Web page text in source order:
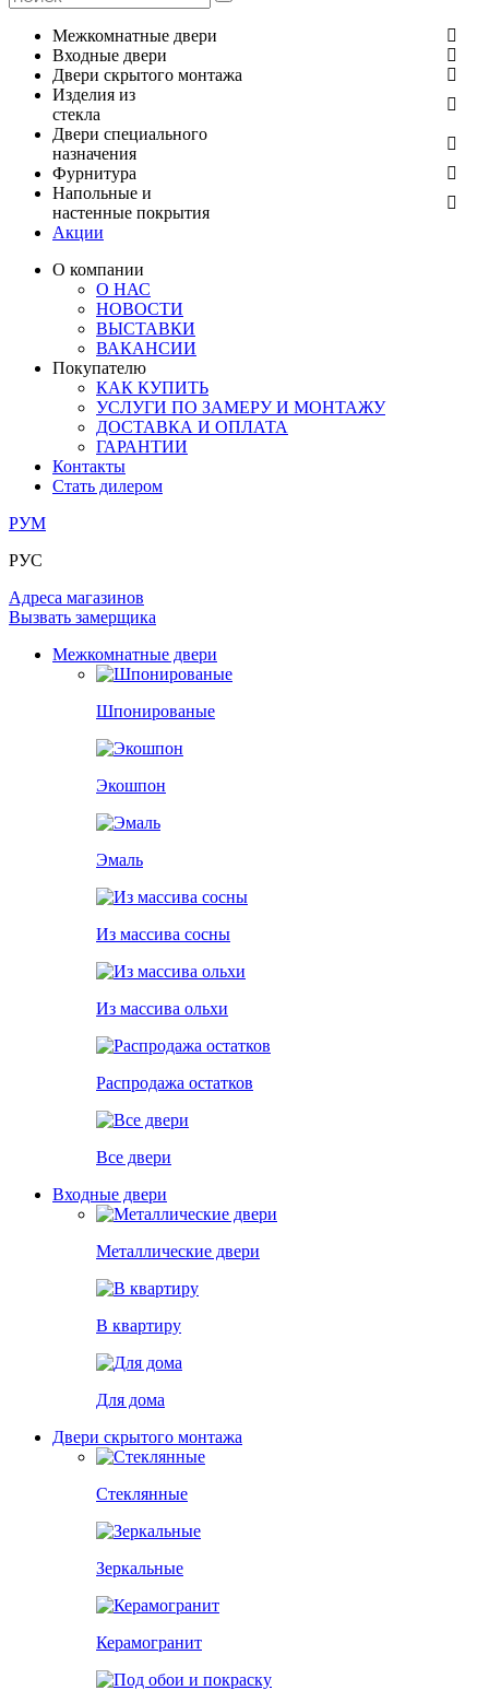
Межкомнатные двери
ШПОНИРОВАНЫЕ
ЭКОШПОН
ЭМАЛЬ
ИЗ МАССИВА СОСНЫ
ИЗ МАССИВА ОЛЬХИ
РАСПРОДАЖА ОСТАТКОВ
ВСЕ ДВЕРИ
Входные двери
МЕТАЛЛИЧЕСКИЕ ДВЕРИ
В КВАРТИРУ
ДЛЯ ДОМА
Двери скрытого монтажа
СТЕКЛЯННЫЕ
ЗЕРКАЛЬНЫЕ
КЕРАМОГРАНИТ
ПОД ОБОИ И ПОКРАСКУ
Изделия из
стекла
ДВЕРИ
ДУШЕВЫЕ КАБИНЫ И ПЕРЕГОРОДКИ
РАЗДВИЖНЫЕ ПЕРЕГОРОДКИ
Двери специального
назначения
ПРОТИВОПОЖАРНЫЕ
Фурнитура
ДВЕРНЫЕ РУЧКИ
КОМПЛЕКТУЮЩИЕ
ОГРАНИЧИТЕЛИ
ПЕТЛИ
РАЗДВИЖНАЯ СИСТЕМА
Напольные и
настенные покрытия
СТЕНОВЫЕ ПАНЕЛИ
Акции
О компании
О НАС
НОВОСТИ
ВЫСТАВКИ
ВАКАНСИИ
Покупателю
КАК КУПИТЬ
УСЛУГИ ПО ЗАМЕРУ И МОНТАЖУ
ДОСТАВКА И ОПЛАТА
ГАРАНТИИ
Контакты
Стать дилером
РУМ
РУС
Адреса магазинов
Вызвать замерщика
Межкомнатные двери
Шпонированые
Экошпон
Эмаль
Из массива сосны
Из массива ольхи
Распродажа остатков
Все двери
Входные двери
Металлические двери
В квартиру
Для дома
Двери скрытого монтажа
Стеклянные
Зеркальные
Керамогранит